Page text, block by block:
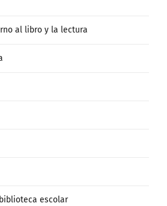
al libro y la lectura
escolar